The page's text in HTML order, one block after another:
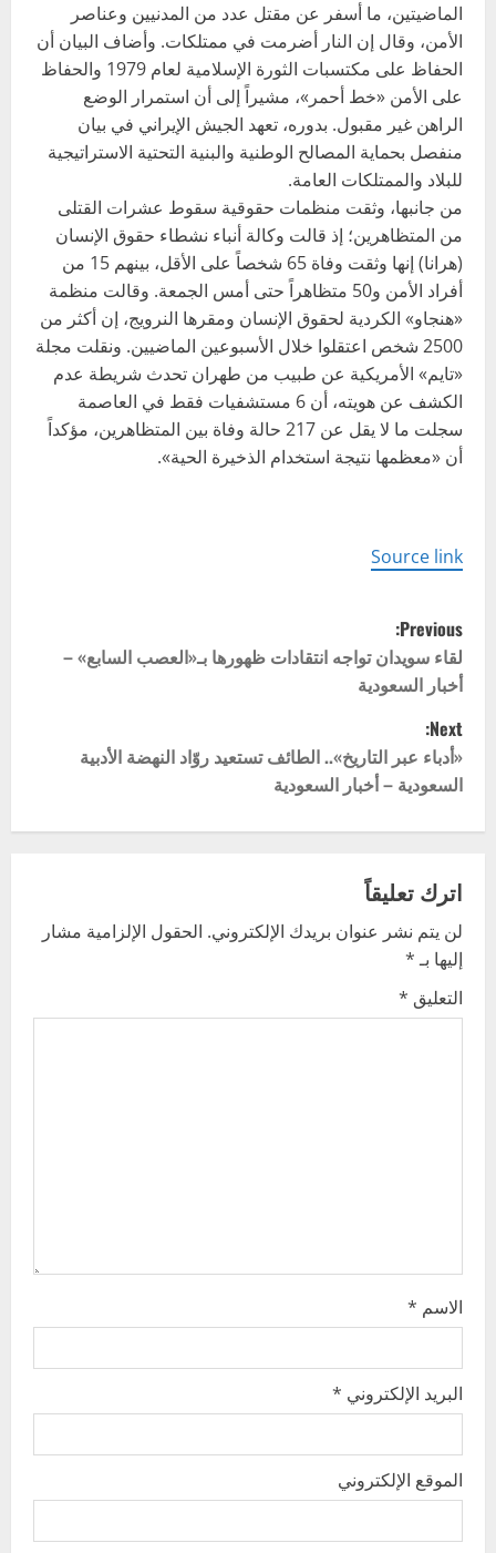
الماضيتين، ما أسفر عن مقتل عدد من المدنيين وعناصر
الأمن، وقال إن النار أضرمت في ممتلكات. وأضاف البيان أن
الحفاظ على مكتسبات الثورة الإسلامية لعام 1979 والحفاظ
على الأمن «خط أحمر»، مشيراً إلى أن استمرار الوضع
الراهن غير مقبول. بدوره، تعهد الجيش الإيراني في بيان
منفصل بحماية المصالح الوطنية والبنية التحتية الاستراتيجية
للبلاد والممتلكات العامة.
من جانبها، وثقت منظمات حقوقية سقوط عشرات القتلى
من المتظاهرين؛ إذ قالت وكالة أنباء نشطاء حقوق الإنسان
(هرانا) إنها وثقت وفاة 65 شخصاً على الأقل، بينهم 15 من
أفراد الأمن و50 متظاهراً حتى أمس الجمعة. وقالت منظمة
«هنجاو» الكردية لحقوق الإنسان ومقرها النرويج، إن أكثر من
2500 شخص اعتقلوا خلال الأسبوعين الماضيين. ونقلت مجلة
«تايم» الأمريكية عن طبيب من طهران تحدث شريطة عدم
الكشف عن هويته، أن 6 مستشفيات فقط في العاصمة
سجلت ما لا يقل عن 217 حالة وفاة بين المتظاهرين، مؤكداً
أن «معظمها نتيجة استخدام الذخيرة الحية».
Source link
P
o
s
t
n
v
i
g
Previous:
لقاء سويدان تواجه انتقادات ظهورها بـ«العصب السابع» –
أخبار السعودية
Next:
«أدباء عبر التاريخ».. الطائف تستعيد روّاد النهضة الأدبية
السعودية – أخبار السعودية
اترك تعليقاً
لن يتم نشر عنوان بريدك الإلكتروني. الحقول الإلزامية مشار
إليها بـ*
التعليق *
الاسم *
البريد الإلكتروني *
الموقع الإلكتروني